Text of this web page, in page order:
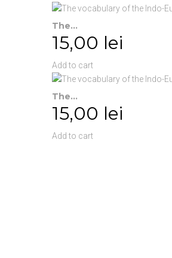
The...
15,00 lei
Add to cart
The...
15,00 lei
Add to cart